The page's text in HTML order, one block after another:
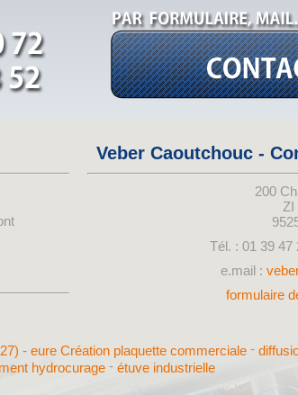
Veber Caoutchouc -
200
ZI
Tél. : 01 39 47
e.mail :
formulaire
- eure Création plaquette commerciale -
hydrocurage - étuve industrielle